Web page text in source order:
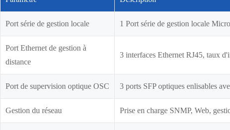
Port série de gestion locale 1 Port série de gestion locale
Port Ethernet de gestion à
distance
3 interfaces Ethernet RJ45, taux
Port de supervision optique OSC 3 ports SFP optiques enlisables
Gestion du réseau Prise en charge SNMP, Web,